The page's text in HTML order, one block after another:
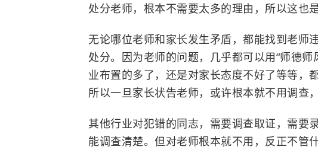
处分老师，根本不需要太多的理由，所以这也
无论哪位老师和家长发生矛盾，都能找到老师
处分。因为老师的问题，几乎都可以用“师德
业布置的多了，还是对家长态度不好了等等，
所以一旦家长状告老师，或许根本就不用调查
其他行业对犯错的同志，需要调查取证，需要
能调查清楚。但对老师根本就不用，反正不管